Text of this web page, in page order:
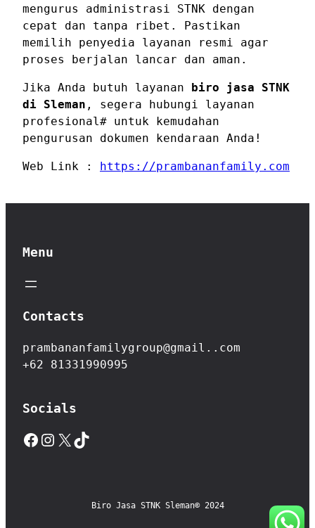
mengurus administrasi STNK dengan
cepat dan tanpa ribet. Pastikan
memilih penyedia layanan resmi agar
proses berjalan lancar dan aman.
Jika Anda butuh layanan
biro jasa STNK
di Sleman , segera hubungi layanan
profesional# untuk kemudahan
pengurusan dokumen kendaraan Anda!
Web Link : https://prambananfamily.com
Menu
Contacts
prambananfamilygroup@gmail..com
+62 81331990995
Socials
Facebook Instagram X TikTok
Biro Jasa STNK Sleman© 2024